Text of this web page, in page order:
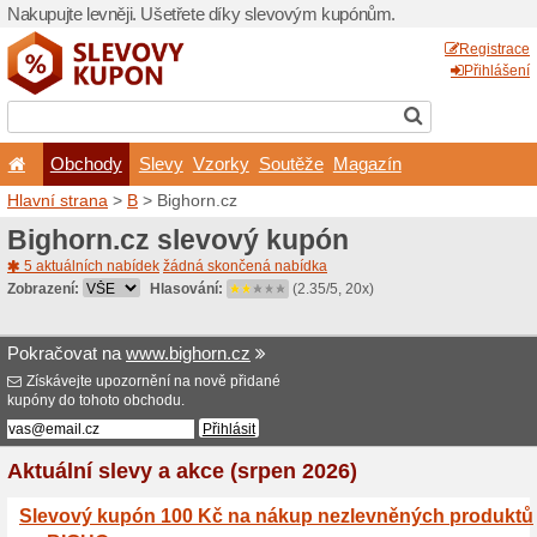
Nakupujte levněji.
Obchody
Hlavní strana>B>